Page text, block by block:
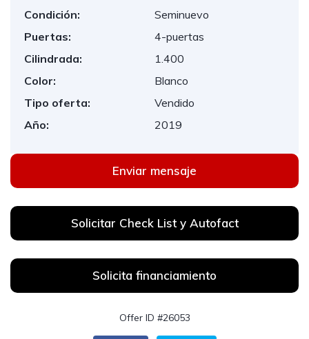
Condición:
Seminuevo
Puertas:
4-puertas
Cilindrada:
1.400
Color:
Blanco
Tipo oferta:
Vendido
Año:
2019
Enviar mensaje
Solicitar Check List y Autofact
Solicita financiamiento
Offer ID #26053